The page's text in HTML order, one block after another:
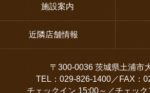
施設案内
近隣店舗情報
〒300-0036 茨城県土浦市
TEL：029-826-1400／FAX：
チェックイン 15:00～／チェッ